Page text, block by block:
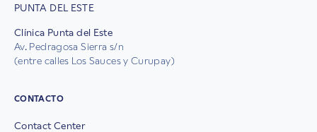
PUNTA DEL ESTE
Clínica Punta del Este
Av. Pedragosa Sierra s/n
(entre calles Los Sauces y Curupay)
CONTACTO
Contact Center